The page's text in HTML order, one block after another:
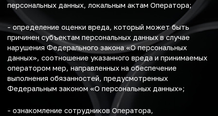
персональных данных, локальным актам Оператора;
- определение оценки вреда, который может быть
причинен субъектам персональных данных в случае
нарушения Федерального закона «О персональных
данных», соотношение указанного вреда и принимаемых
оператором мер, направленных на обеспечение
выполнения обязанностей, предусмотренных
Федеральным законом «О персональных данных»;
- ознакомление сотрудников Оператора,